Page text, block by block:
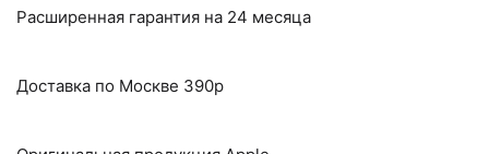
Расширенная гарантия на 24 месяца
Доставка по Москве 390р